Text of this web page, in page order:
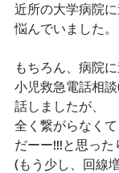
近所の大学病院
悩んでいました。
もちろん、病院
小児救急電話相
話しましたが、
全く繋がらなく
だーー!!!と思った
(もう少し、回線